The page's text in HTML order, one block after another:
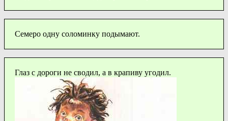
Семеро одну соломинку подымают.
Глаз с дороги не сводил, а в крапиву угодил.